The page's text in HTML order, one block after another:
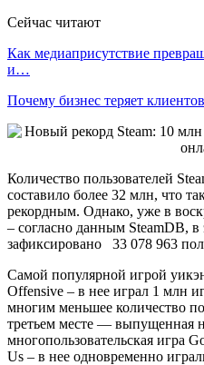
Сейчас читают
Как медиаприсутствие
и…
Почему бизнес теряет
Количество пользователей
составило более 32 млн, что
рекордным. Однако, уже в
– согласно данным SteamDB,
зафиксировано 33 078 963
Самой популярной игрой
Offensive – в нее играл 1 млн
многим меньшее количество
третьем месте — выпущенная
многопользовательская игра
Us – в нее одновременно